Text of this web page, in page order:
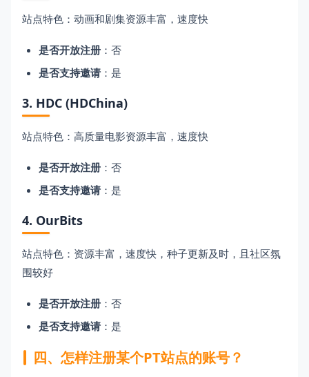
站点特色：动画和剧集资源丰富，速度快
是否开放注册 ：否
是否支持邀请 ：是
3. HDC (HDChina)
站点特色：高质量电影资源丰富，速度快
是否开放注册 ：否
是否支持邀请 ：是
4. OurBits
站点特色：资源丰富，速度快，种子更新及时，且社区氛
围较好
是否开放注册 ：否
是否支持邀请 ：是
四、怎样注册某个PT站点的账号？